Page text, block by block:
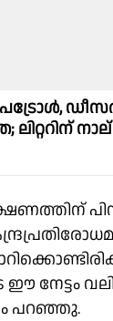
ഈ നേട്ടം
പറഞ്ഞു.